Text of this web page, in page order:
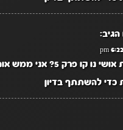
הגיב:
5? אני ממש אוהב את זה
להשתתף בדיון